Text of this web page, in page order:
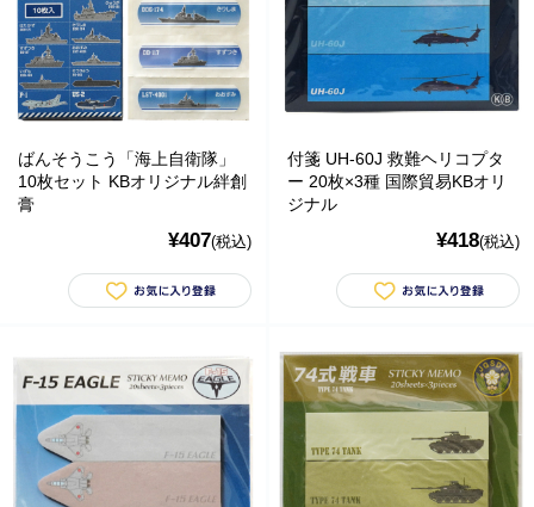
ばんそうこう「海上自衛隊」
10枚セット KBオリジナル絆創
膏
¥407(税込)
付箋 UH-60J 救難ヘリコプタ
ー 20枚×3種 国際貿易KBオリ
ジナル
¥418(税込)
自衛隊グッズ
商品カテゴリー